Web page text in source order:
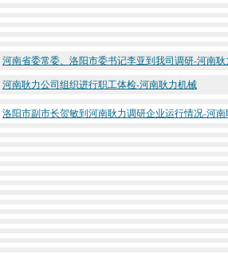
河南省委常委、洛阳市委书记李亚到我司调研-河南耿
河南耿力公司组织进行职工体检-河南耿力机械
洛阳市副市长贺敏到河南耿力调研企业运行情况-河南